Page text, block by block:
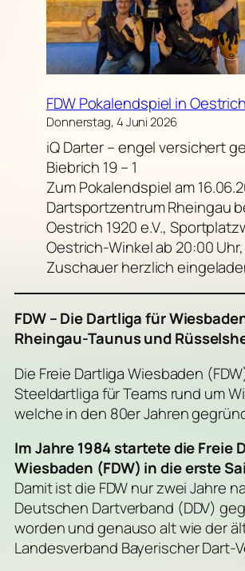
FDW Pokalendspiel in
Donnerstag, 4 Juni 2026
iQ Darter – engel versichert
Biebrich 19 – 1
Zum Pokalendspiel am
Dartsportzentrum Rheingau
Oestrich 1920 e.V.,
Oestrich-Winkel ab 20:00
Zuschauer herzlich
FDW – Die Dartliga für
Rheingau-Taunus und
Die Freie Dartliga Wiesbaden
Steeldartliga für Teams rund um
welche in den 80er Jahren
Im Jahre 1984 startete die Freie
Wiesbaden (FDW) in die erste
Damit ist die FDW nur zwei Jahre
Deutschen Dartverband (DDV)
worden und genauso alt wie der
Landesverband Bayerischer Dart-